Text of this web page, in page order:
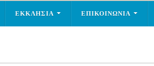
ΕΚΚΛΗΣΙΑ ΕΠΙΚΟΙΝΩΝΙΑ